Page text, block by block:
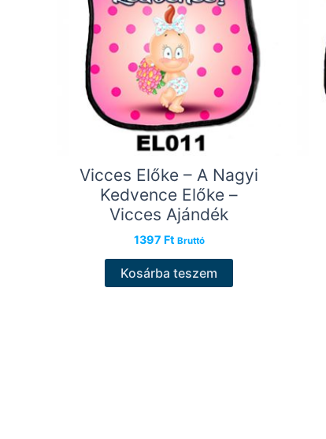
Vicces Előke – A Nagyi
Kedvence Előke –
Vicces Ajándék
1397 Ft Bruttó
Kosárba teszem